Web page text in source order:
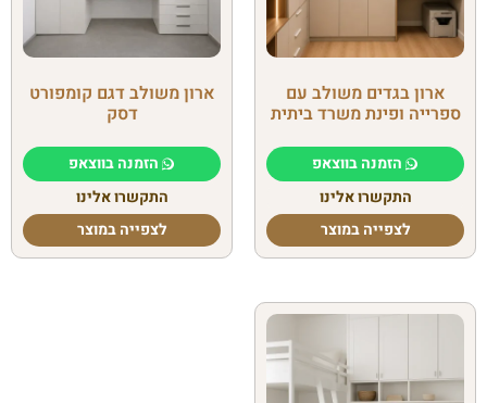
ארון בגדים משולב עם
ספרייה ופינת משרד ביתית
הזמנה בווצאפ
התקשרו אלינו
לצפייה במוצר
ארון משולב דגם קומפורט
דסק
הזמנה בווצאפ
התקשרו אלינו
לצפייה במוצר